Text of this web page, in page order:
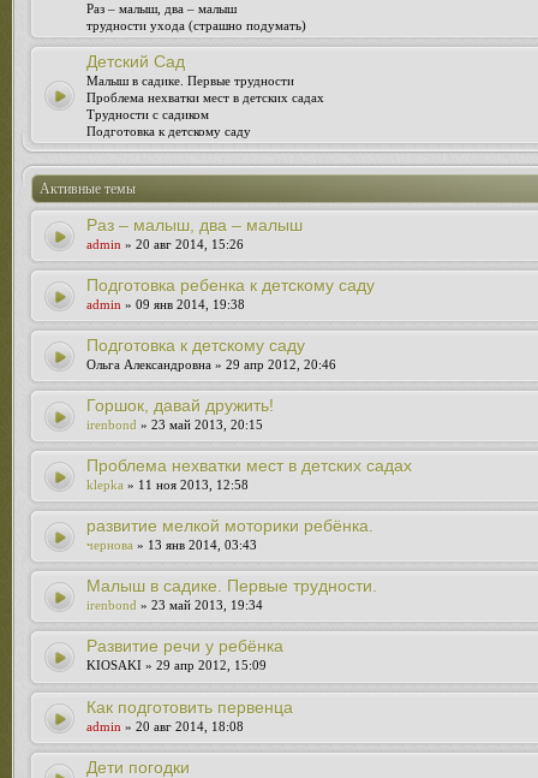
Раз – малыш, два – малыш
трудности ухода (страшно подумать)
Детский Сад
Малыш в садике. Первые трудности
Проблема нехватки мест в детских садах
Трудности с садиком
Подготовка к детскому саду
Активные темы
Раз – малыш, два – малыш
admin » 20 авг 2014, 15:26
Подготовка ребенка к детскому саду
admin » 09 янв 2014, 19:38
Подготовка к детскому саду
Ольга Александровна » 29 апр 2012, 20:46
Горшок, давай дружить!
irenbond » 23 май 2013, 20:15
Проблема нехватки мест в детских садах
klepka » 11 ноя 2013, 12:58
развитие мелкой моторики ребёнка.
чернова » 13 янв 2014, 03:43
Малыш в садике. Первые трудности.
irenbond » 23 май 2013, 19:34
Развитие речи у ребёнка
KIOSAKI » 29 апр 2012, 15:09
Как подготовить первенца
admin » 20 авг 2014, 18:08
Дети погодки